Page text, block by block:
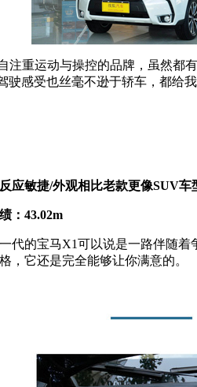
运动与操控的品牌，虽然都
驶感受也丝毫不逊于轿车，都
应敏捷/外观相比老款更像SUV车
：43.02m
的宝马X1可以说是一路伴随着
，它还是完全能够让你满意的。